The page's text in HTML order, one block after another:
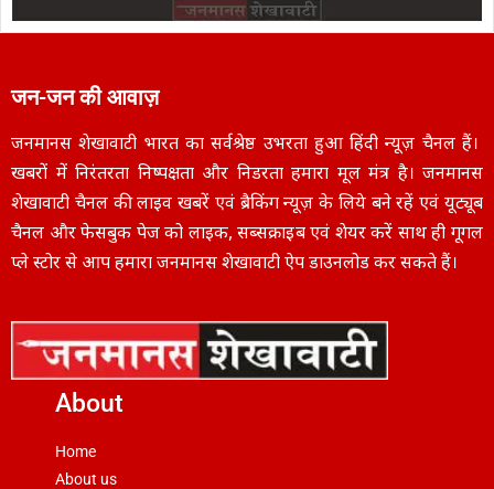
जन-जन की आवाज़
जनमानस शेखावाटी भारत का सर्वश्रेष्ठ उभरता हुआ हिंदी न्यूज़ चैनल हैं।
खबरों में निरंतरता निष्पक्षता और निडरता हमारा मूल मंत्र है। जनमानस
शेखावाटी चैनल की लाइव खबरें एवं ब्रैकिंग न्यूज़ के लिये बने रहें एवं यूट्यूब
चैनल और फेसबुक पेज को लाइक, सब्सक्राइब एवं शेयर करें साथ ही गूगल
प्ले स्टोर से आप हमारा जनमानस शेखावाटी ऐप डाउनलोड कर सकते हैं।
About
Home
About us